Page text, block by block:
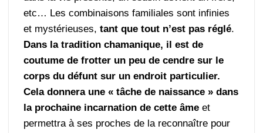
etc… Les combinaisons familiales sont infinies
et mystérieuses,tant que tout n’est pas réglé.
Dans la tradition chamanique, il est de
coutume de frotter un peu de cendre sur le
corps du défunt sur un endroit particulier.
Cela donnera une « tâche de naissance » dans
la prochaine incarnation de cette âme et
permettra à ses proches de la reconnaître pour